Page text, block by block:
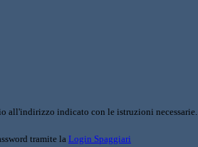
all'indirizzo indicato con le istruzioni necessarie.
tramite la Login Spaggiari